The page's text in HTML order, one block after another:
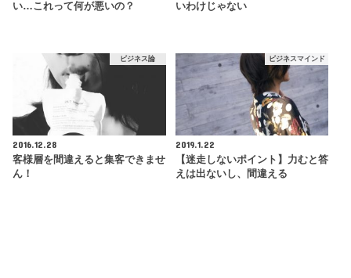
い…これって何が悪いの？
いわけじゃない
ビジネス論
2016.12.28
客様層を間違えると集客できませ
ん！
ビジネスマインド
2019.1.22
【迷走しないポイント】力むと答
えは出ないし、間違える